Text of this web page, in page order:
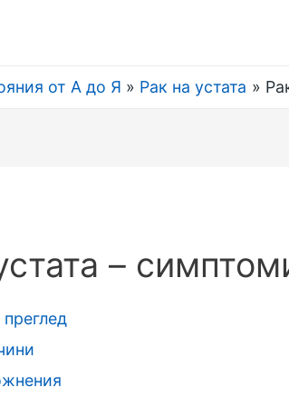
от А до Я Рак на устата
–